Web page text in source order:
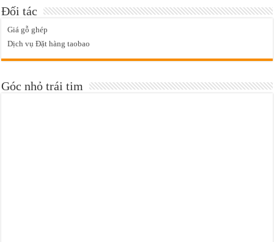
Đối tác
Giá gỗ ghép
Dịch vụ Đặt hàng taobao
Góc nhỏ trái tim